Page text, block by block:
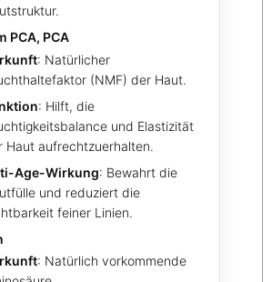
PCA, PCA
: Natürlicher
(NMF) der Haut.
: Hilft, die
und Elastizität
Haut aufrechtzuerhalten.
Age-Wirkung: Bewahrt die
und reduziert die
feiner Linien.
: Natürlich vorkommende